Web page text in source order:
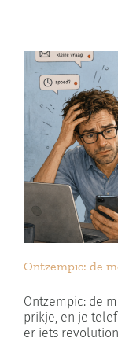
Ontzempic: de
Ontzempic: de
prikje, en je
er iets